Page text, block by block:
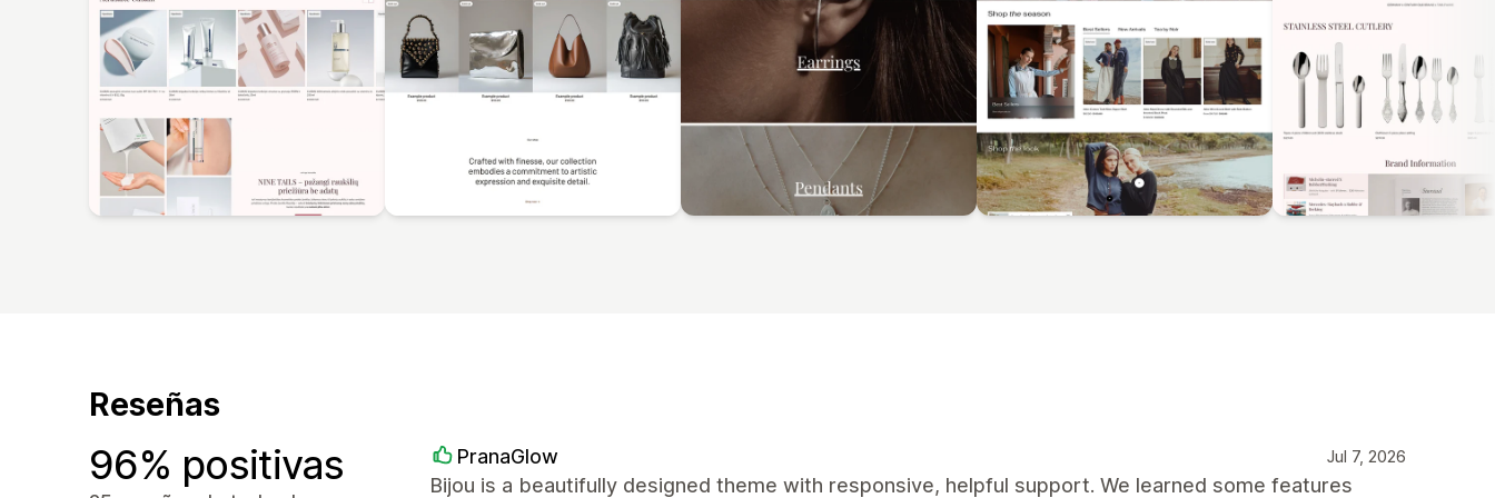
Reseñas
96% positivas PranaGlow Jul 7, 2026
Bijou is a beautifully designed theme with responsive, helpful support. We learned some features